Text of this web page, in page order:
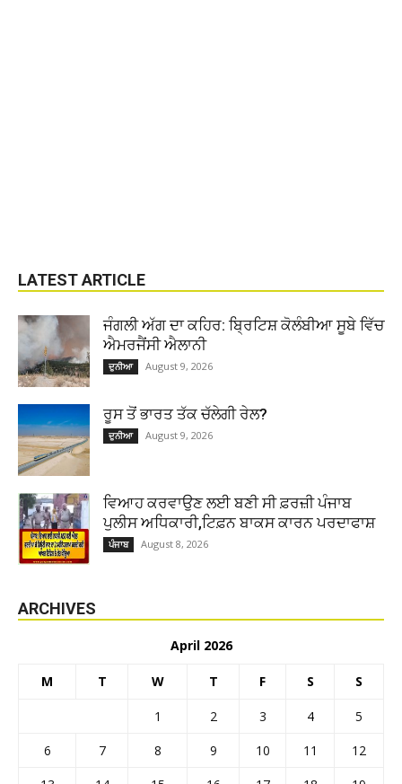
LATEST ARTICLE
ਜੰਗਲੀ ਅੱਗ ਦਾ ਕਹਿਰ: ਬ੍ਰਿਟਿਸ਼ ਕੋਲੰਬੀਆ ਸੂਬੇ ਵਿੱਚ
ਐਮਰਜੈਂਸੀ ਐਲਾਨੀ
ਦੁਨੀਆ August 9, 2026
ਰੂਸ ਤੋਂ ਭਾਰਤ ਤੱਕ ਚੱਲੇਗੀ ਰੇਲ?
ਦੁਨੀਆ August 9, 2026
ਵਿਆਹ ਕਰਵਾਉਣ ਲਈ ਬਣੀ ਸੀ ਫ਼ਰਜ਼ੀ ਪੰਜਾਬ
ਪੁਲੀਸ ਅਧਿਕਾਰੀ,ਟਿਫ਼ਨ ਬਾਕਸ ਕਾਰਨ ਪਰਦਾਫਾਸ਼
ਪੰਜਾਬ August 8, 2026
ARCHIVES
April 2026
M T W T F S S
1 2 3 4
5
6
7 8 9 10 11
12